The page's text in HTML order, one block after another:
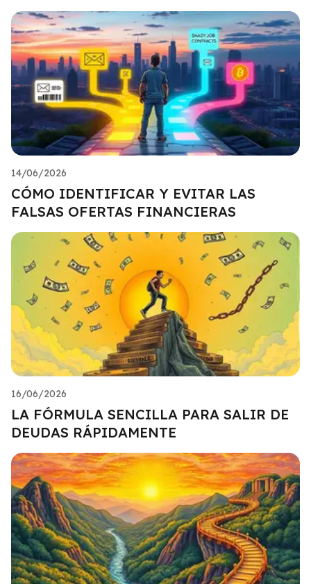
14/06/2026
CÓMO IDENTIFICAR Y EVITAR LAS
FALSAS OFERTAS FINANCIERAS
16/06/2026
LA FÓRMULA SENCILLA PARA SALIR DE
DEUDAS RÁPIDAMENTE